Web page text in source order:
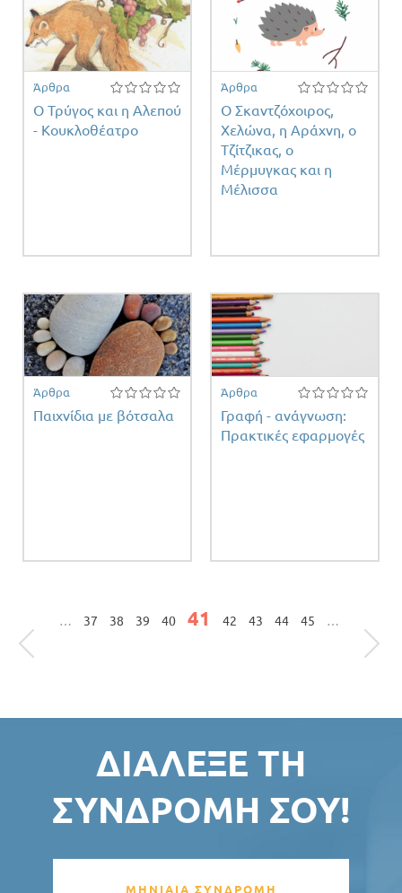
Άρθρα
Ο Τρύγος και η Αλεπού
- Κουκλοθέατρο
Άρθρα
Ο Σκαντζόχοιρος,
Χελώνα, η Αράχνη, ο
Τζίτζικας, ο
Μέρμυγκας και η
Μέλισσα
Άρθρα
Παιχνίδια με βότσαλα
Άρθρα
Γραφή - ανάγνωση:
Πρακτικές εφαρμογές
Σελίδες
… 37 38 39 40 41 42 43 44 45 …
ΔΙΆΛΕΞΕ ΤΗ
ΣΥΝΔΡΟΜΉ ΣΟΥ!
ΜΗΝΙΑΙΑ ΣΥΝΔΡΟΜΗ